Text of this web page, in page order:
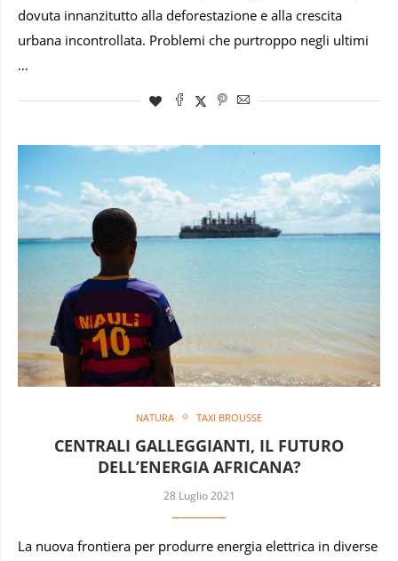
dovuta innanzitutto alla deforestazione e alla crescita
urbana incontrollata. Problemi che purtroppo negli ultimi
…
NATURA TAXI BROUSSE
CENTRALI GALLEGGIANTI, IL FUTURO
DELL’ENERGIA AFRICANA?
28 Luglio 2021
La nuova frontiera per produrre energia elettrica in diverse